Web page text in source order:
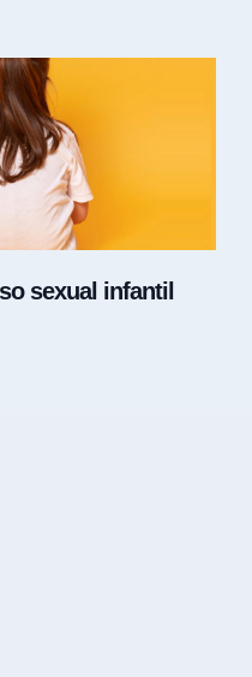
sexual infantil